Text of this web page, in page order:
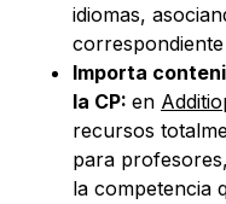
idiomas,
Importa
la CP: en
recursos
para
la competencia